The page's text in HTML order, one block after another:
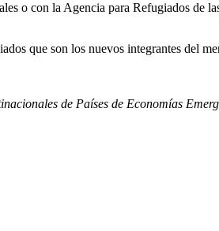
o con la Agencia para Refugiados de
que son los nuevos integrantes del
de Países de Economías